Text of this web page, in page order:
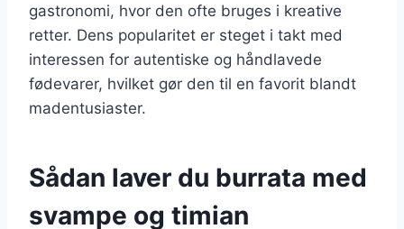
gastronomi, hvor den ofte bruges i kreative
retter. Dens popularitet er steget i takt med
interessen for autentiske og håndlavede
fødevarer, hvilket gør den til en favorit blandt
madentusiaster.
Sådan laver du burrata med
svampe og timian